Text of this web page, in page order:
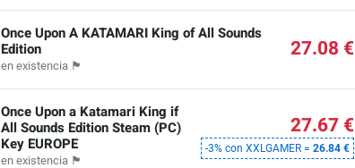
Once Upon A KATAMARI King of All Sounds
Edition
en existencia 🏴
27.08 €
Once Upon a Katamari King if
All Sounds Edition Steam (PC)
Key EUROPE
en existencia 🏴
27.67 €
-3% con XXLGAMER = 26.84 €